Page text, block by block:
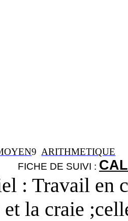
9 ARITHMETIQUE
FICHE DE SUIVI :
: Travail en
et la craie